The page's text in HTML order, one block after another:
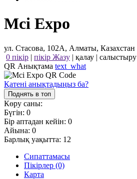
Mci Expo
ул. Стасова, 102А, Алматы, Казахстан
0 пікір | пікір Жазу | қалау | салыстыру
QR Анықтама text_what
Қатені анықтадыңыз ба?
Поднять в топ
Көру саны:
Бүгін: 0
Бір аптадан кейін: 0
Айына: 0
Барлық уақытта: 12
Сипаттамасы
Пікірлер (0)
Карта